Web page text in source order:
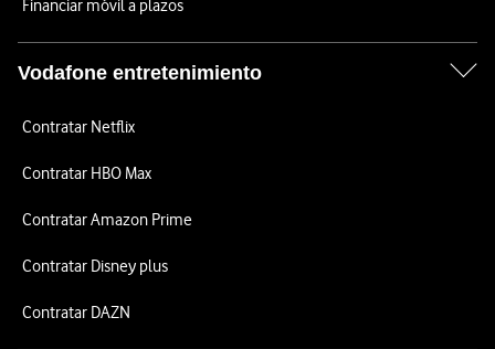
Financiar móvil a plazos
Vodafone entretenimiento
Contratar Netflix
Contratar HBO Max
Contratar Amazon Prime
Contratar Disney plus
Contratar DAZN